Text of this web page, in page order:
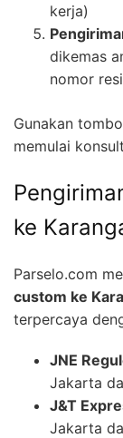
kerja)
dikemas
nomor
Gunakan
memulai
ke
Parselo.com
custom ke
terpercaya
JNE
Jakarta
J&T
Jakarta